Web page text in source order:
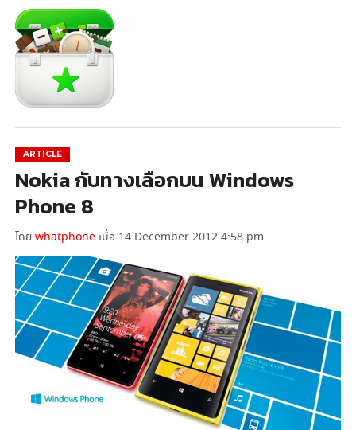
ARTICLE
Nokia กับทางเลือกบน Windows
Phone 8
โดยwhatphoneเมื่อ 14 December 2012 4:58 pm